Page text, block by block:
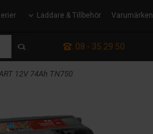
Laddare & Tillbehör Varumärken
: 08 - 35 29 50
12V 74Ah TN750